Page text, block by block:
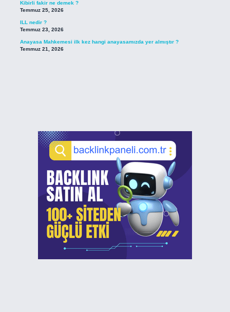
Kibirli fakir ne demek ?
Temmuz 25, 2026
ILL nedir ?
Temmuz 23, 2026
Anayasa Mahkemesi ilk kez hangi anayasamızda yer almıştır ?
Temmuz 21, 2026